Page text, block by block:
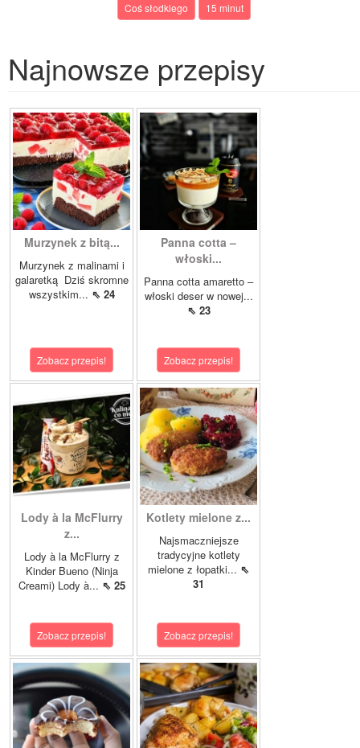
Coś słodkiego
15 minut
Najnowsze przepisy
Murzynek z bitą...
Murzynek z malinami i
galaretką Dziś skromne
wszystkim... ⇖ 24
Zobacz przepis!
Panna cotta –
włoski...
Panna cotta amaretto –
włoski deser w nowej...
⇖ 23
Zobacz przepis!
Lody à la McFlurry
z...
Lody à la McFlurry z
Kinder Bueno (Ninja
Creami) Lody à... ⇖ 25
Zobacz przepis!
Kotlety mielone z...
Najsmaczniejsze
tradycyjne kotlety
mielone z łopatki... ⇖
31
Zobacz przepis!